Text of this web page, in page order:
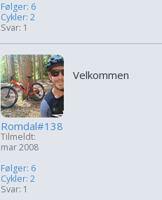
Følger: 6
Cykler: 2
Svar: 1
Romdal#138
Tilmeldt:
mar 2008
Følger: 6
Cykler: 2
Svar: 1
Velkommen